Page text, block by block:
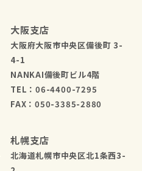
大阪支店
大阪府大阪市中央区備後町 3-
4-1
NANKAI備後町ビル4階
TEL：06-4400-7295
FAX：050-3385-2880
札幌支店
北海道札幌市中央区北1条西3-